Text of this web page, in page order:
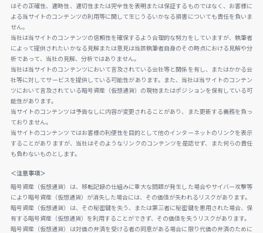
はその正確性、適時性、適切性または完全性を表明または保証するものではなく、お客様に
よる当サイトのコンテンツの利用等に関して生じうるいかなる損害についても責任を負いま
せん。
当社は当サイトのコンテンツの信頼性を確保するよう合理的な努力をしていますが、執筆者
によって提供されたいかなる見解または意見は当該執筆者自身のその時点における見解や分
析であって、当社の見解、分析ではありません。
当社は当サイトのコンテンツにおいて言及されている会社等と関係を有し、またはかかる会
社等に対してサービスを提供している可能性があります。また、当社は当サイトのコンテン
ツにおいて言及されている暗号資産（仮想通貨）の現物またはポジションを保有している可
能性があります。
当サイトのコンテンツは予告なしに内容が変更されることがあり、また更新する義務を負っ
ておりません。
当サイトのコンテンツではお客様の利便性を目的として他のインターネットのリンクを表示
することがありますが、当社はそのようなリンクのコンテンツを是認せず、また何らの責任
も負わないものとします。
＜注意事項＞
暗号資産（仮想通貨）は、移転記録の仕組みに重大な問題が発生した場合やサイバー攻撃等
により暗号資産（仮想通貨）が消失した場合には、その価値が失われるリスクがあります。
暗号資産（仮想通貨）は、その秘密鍵を失う、または第三者に秘密鍵を悪用された場合、保
有する暗号資産（仮想通貨）を利用することができず、その価値を失うリスクがあります。
暗号資産（仮想通貨）は対価の弁済を受ける者の同意がある場合に限り代価の弁済のために